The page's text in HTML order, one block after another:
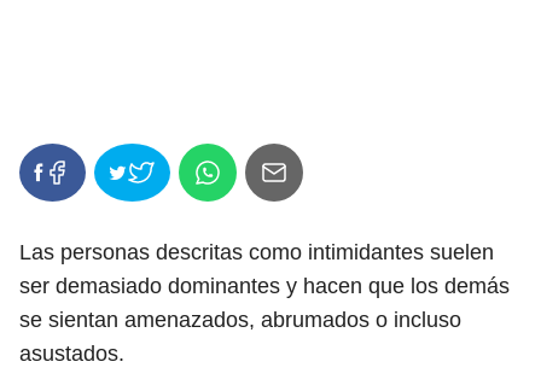
Las personas descritas como intimidantes suelen
ser demasiado dominantes y hacen que los demás
se sientan amenazados, abrumados o incluso
asustados.